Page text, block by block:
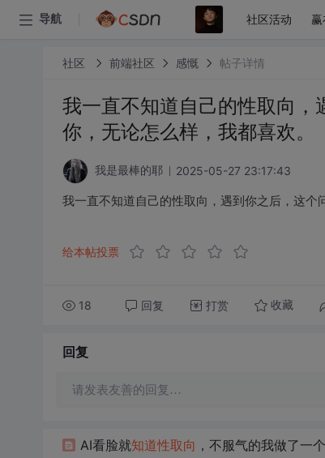
导航 社区活动
社区 前端社区 感慨 帖子详情
我一直不知道自己的性取向，
你，无论怎么样，我都喜欢。
我是最棒的耶 2025-05-27 23:17:43
我一直不知道自己的性取向，遇到你之后，这
给本帖投票
18 回复 打赏 收藏
回复
请发表友善的回复…
AI看脸就知道性取向 ，不服气的我做了一